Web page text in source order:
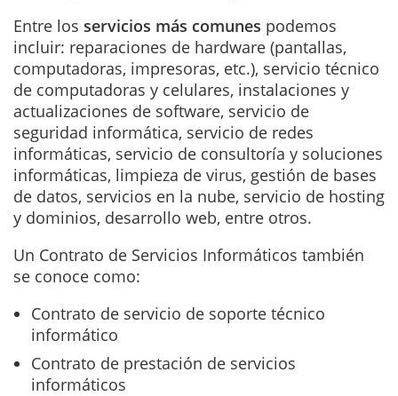
Entre los servicios más comunes podemos
incluir: reparaciones de hardware (pantallas,
computadoras, impresoras, etc.), servicio técnico
de computadoras y celulares, instalaciones y
actualizaciones de software, servicio de
seguridad informática, servicio de redes
informáticas, servicio de consultoría y soluciones
informáticas, limpieza de virus, gestión de bases
de datos, servicios en la nube, servicio de hosting
y dominios, desarrollo web, entre otros.
Un Contrato de Servicios Informáticos también
se conoce como:
Contrato de servicio de soporte técnico
informático
Contrato de prestación de servicios
informáticos